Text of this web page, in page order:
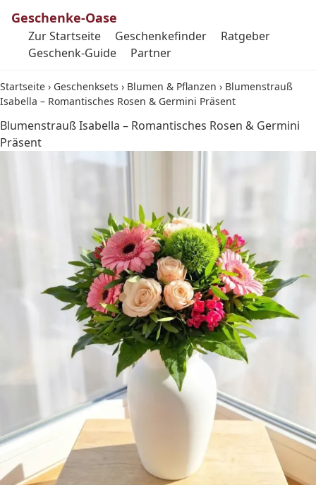
Geschenke-Oase
Zur Startseite Geschenkefinder
Ratgeber
Geschenk-Guide
Partner
Startseite › Geschenksets › Blumen & Pflanzen › Blumenstrauß
Isabella – Romantisches Rosen & Germini Präsent
Blumenstrauß Isabella – Romantisches Rosen & Germini
Präsent